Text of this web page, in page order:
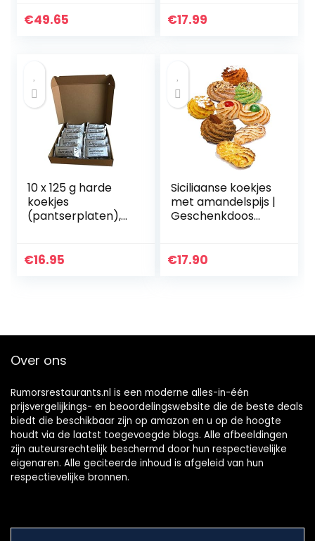
€49.65
gevuld met
€17.99
10 x 125 g harde
koekjes
(pantserplaten),
productie
€16.95
Siciliaanse koekjes
met amandelspijs |
Geschenkdoos
Geassorteerde
€17.90
Over ons
Rumorsrestaurants.nl is een moderne alles-in-één
prijsvergelijkings- en beoordelingswebsite die de beste deals
biedt die beschikbaar zijn op amazon en u op de hoogte
houdt via de laatst toegevoegde blogs. Alle afbeeldingen
zijn auteursrechtelijk beschermd door hun respectievelijke
eigenaren. Alle geciteerde inhoud is afgeleid van hun
respectievelijke bronnen.